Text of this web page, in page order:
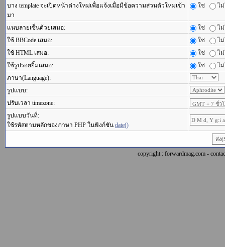
บาง template จะเปิดหน้าต่างใหม่เพื่อแจ้งเมื่อมีข้อความส่วนตัวใหม่เข้า
มา
ใช่ ไ
แนบลายเซ็นด้วยเสมอ: ใช่
ไ
ใช้ BBCode เสมอ:
ใช่
ไ
ใช้ HTML เสมอ:
ใช่
ไ
ใช้รูปรอยยิ้มเสมอ:
ใช่
ไ
ภาษา(Language):
รูปแบบ:
ปรับเวลา timezone:
รูปแบบวันที่:
ใช้รหัสตามหลักของภาษา PHP ในฟังก์ชัน date()
copyright : forwardmag.com -